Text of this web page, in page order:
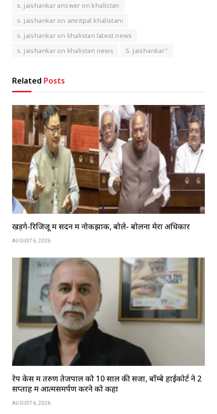
s. jaishankar answer on khalistan
s. jaishankar on amritpal khalistani
s. jaishankar on khalistan latest news
s. jaishankar on khalistan news
S. Jaishankar"
Related Posts
खड़गे-रिजिजू में सदन में नोकझोंक, बोले- बोलना मेरा अधिकार
AUGUST 6, 2026
रेप केस में तरुण तेजपाल को 10 साल की सजा, बॉम्बे हाईकोर्ट ने 2
सप्ताह में आत्मसमर्पण करने को कहा
AUGUST 6, 2026